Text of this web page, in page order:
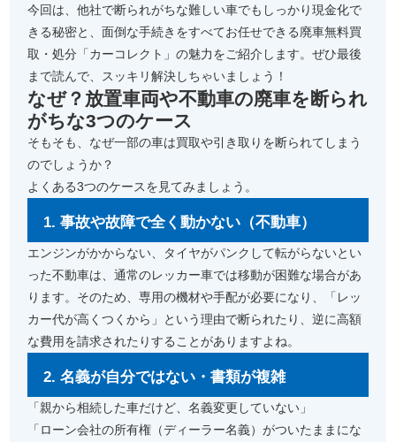
今回は、他社で断られがちな難しい車でもしっかり現金化で
きる秘密と、面倒な手続きをすべてお任せできる廃車無料買
取・処分「カーコレクト」の魅力をご紹介します。ぜひ最後
まで読んで、スッキリ解決しちゃいましょう！
なぜ？放置車両や不動車の廃車を断られ
がちな3つのケース
そもそも、なぜ一部の車は買取や引き取りを断られてしまう
のでしょうか？
よくある3つのケースを見てみましょう。
1. 事故や故障で全く動かない（不動車）
エンジンがかからない、タイヤがパンクして転がらないとい
った不動車は、通常のレッカー車では移動が困難な場合があ
ります。そのため、専用の機材や手配が必要になり、「レッ
カー代が高くつくから」という理由で断られたり、逆に高額
な費用を請求されたりすることがありますよね。
2. 名義が自分ではない・書類が複雑
「親から相続した車だけど、名義変更していない」
「ローン会社の所有権（ディーラー名義）がついたままにな